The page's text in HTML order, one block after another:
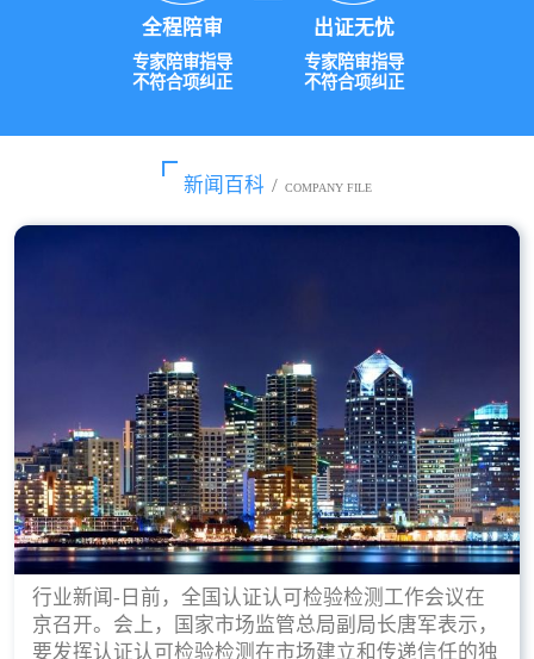
全程陪审
专家陪审指导
不符合项纠正
出证无忧
专家陪审指导
不符合项纠正
新闻百科 / COMPANY FILE
行业新闻-日前，全国认证认可检验检测工作会议在
京召开。会上，国家市场监管总局副局长唐军表示，
要发挥认证认可检验检测在市场建立和传递信任的独